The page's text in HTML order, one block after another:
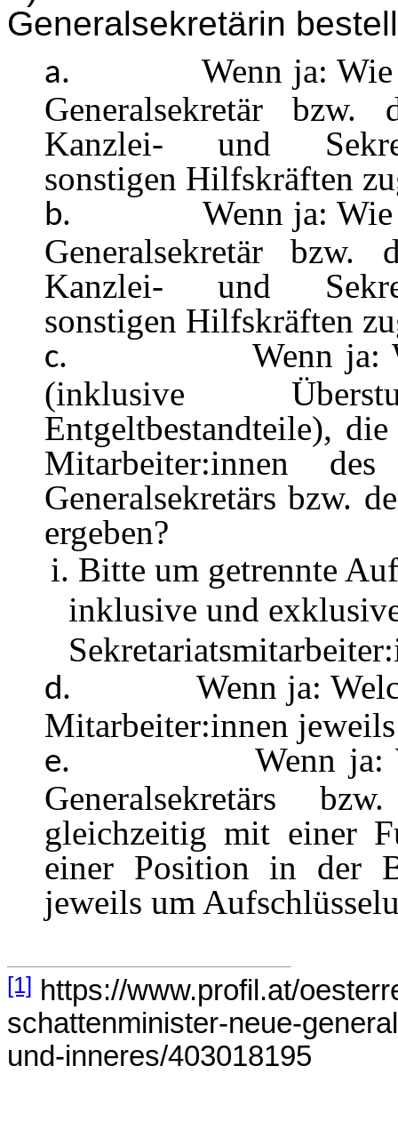
Generalsekretärin
a.
Wenn ja:
Generalsekretär bzw.
Kanzlei- und
sonstigen Hilfskräften
b.
Wenn ja:
Generalsekretär bzw.
Kanzlei- und
sonstigen Hilfskräften
c.
Wenn ja:
(inklusive
Entgeltbestandteile),
Mitarbeiter:innen
Generalsekretärs bzw.
ergeben?
i. Bitte um getrennte
inklusive und
d.
Wenn ja:
Mitarbeiter:innen
e.
Wenn ja:
Generalsekretärs
gleichzeitig mit einer
einer Position in der
jeweils um
[1] https://www.profil.at/
schattenminister-neue-
und-inneres/403018195